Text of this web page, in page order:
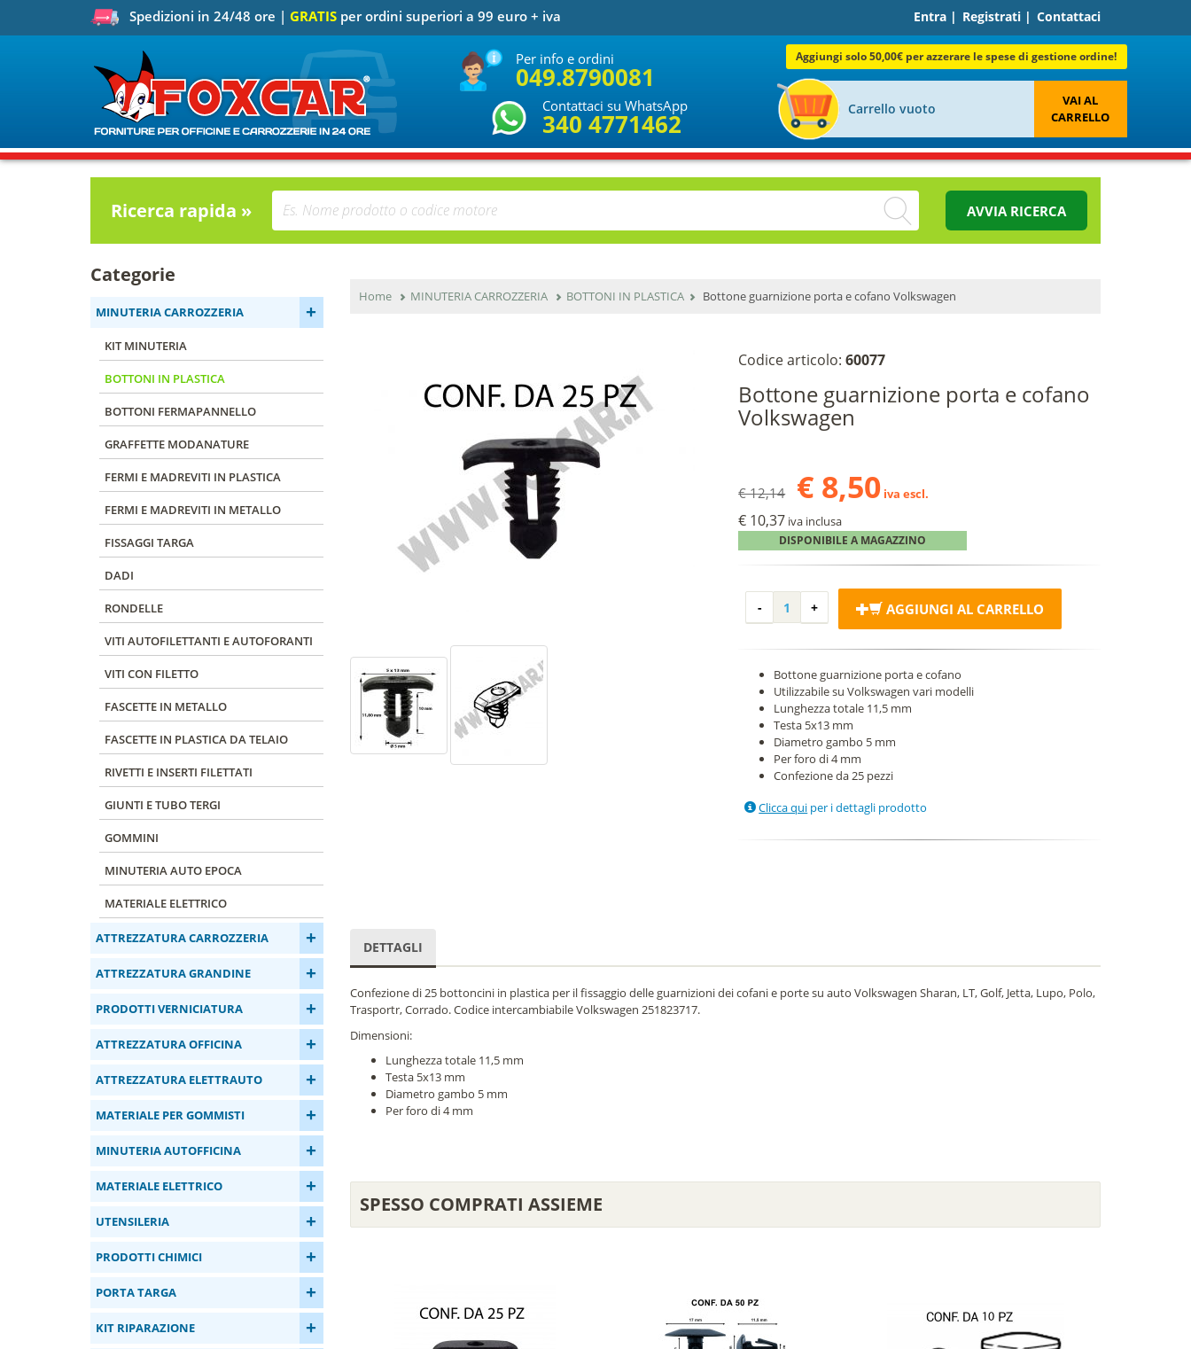
Spedizioni in 24/48 ore | GRATIS per ordini superiori a 99 euro + iva Entra| Registrati| Contattaci
Per info e ordini
049.8790081
Contattaci su WhatsApp
340 4771462
Aggiungi solo 50,00€ per azzerare le spese di gestione ordine!
Carrello vuoto
VAI AL
CARRELLO
Ricerca rapida » AVVIA RICERCA
Categorie
MINUTERIA CARROZZERIA +
KIT MINUTERIA
BOTTONI IN PLASTICA
BOTTONI FERMAPANNELLO
GRAFFETTE MODANATURE
FERMI E MADREVITI IN PLASTICA
FERMI E MADREVITI IN METALLO
FISSAGGI TARGA
DADI
RONDELLE
VITI AUTOFILETTANTI E AUTOFORANTI
VITI CON FILETTO
FASCETTE IN METALLO
FASCETTE IN PLASTICA DA TELAIO
RIVETTI E INSERTI FILETTATI
GIUNTI E TUBO TERGI
GOMMINI
MINUTERIA AUTO EPOCA
MATERIALE ELETTRICO
ATTREZZATURA CARROZZERIA +
ATTREZZATURA GRANDINE +
PRODOTTI VERNICIATURA +
ATTREZZATURA OFFICINA +
ATTREZZATURA ELETTRAUTO +
MATERIALE PER GOMMISTI +
MINUTERIA AUTOFFICINA +
MATERIALE ELETTRICO +
UTENSILERIA +
PRODOTTI CHIMICI +
PORTA TARGA +
KIT RIPARAZIONE +
Home MINUTERIA CARROZZERIA BOTTONI IN PLASTICA Bottone guarnizione porta e cofano Volkswagen
Codice articolo:60077
Bottone guarnizione porta e cofano
Volkswagen
€ 12,14 € 8,50 iva escl.
€ 10,37 iva inclusa
DISPONIBILE A MAGAZZINO
AGGIUNGI AL CARRELLO
Bottone guarnizione porta e cofano
Utilizzabile su Volkswagen vari modelli
Lunghezza totale 11,5 mm
Testa 5x13 mm
Diametro gambo 5 mm
Per foro di 4 mm
Confezione da 25 pezzi
Clicca qui per i dettagli prodotto
DETTAGLI
Confezione di 25 bottoncini in plastica per il fissaggio delle guarnizioni dei cofani e porte su auto Volkswagen Sharan, LT, Golf, Jetta, Lupo, Polo,
Trasportr, Corrado. Codice intercambiabile Volkswagen 251823717.
Dimensioni:
Lunghezza totale 11,5 mm
Testa 5x13 mm
Diametro gambo 5 mm
Per foro di 4 mm
SPESSO COMPRATI ASSIEME